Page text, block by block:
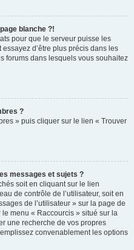
blanche ?!
pour que le serveur puisse les
d’être plus précis dans les
forums dans lesquels vous souhaitez
?
» puis cliquer sur le lien « Trouver
messages et sujets ?
soit en cliquant sur le lien
de contrôle de l’utilisateur, soit en
de l’utilisateur » sur la page de
menu « Raccourcis » situé sur la
une recherche de vos propres
convenablement les options